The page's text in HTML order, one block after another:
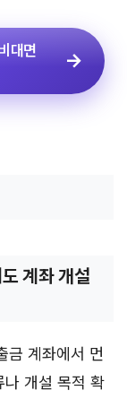
대면
계좌 개설
금 계좌에서 먼
나 개설 목적 확